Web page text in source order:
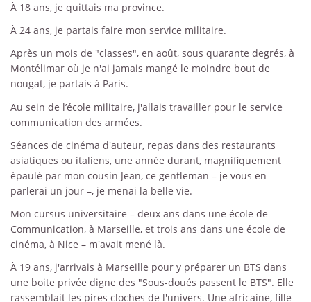
À 18 ans, je quittais ma province.
À 24 ans, je partais faire mon service militaire.
Après un mois de "classes", en août, sous quarante degrés, à
Montélimar où je n'ai jamais mangé le moindre bout de
nougat, je partais à Paris.
Au sein de l’école militaire, j'allais travailler pour le service
communication des armées.
Séances de cinéma d'auteur, repas dans des restaurants
asiatiques ou italiens, une année durant, magnifiquement
épaulé par mon cousin Jean, ce gentleman – je vous en
parlerai un jour –, je menai la belle vie.
Mon cursus universitaire – deux ans dans une école de
Communication, à Marseille, et trois ans dans une école de
cinéma, à Nice – m'avait mené là.
À 19 ans, j'arrivais à Marseille pour y préparer un BTS dans
une boite privée digne des "Sous-doués passent le BTS". Elle
rassemblait les pires cloches de l'univers. Une africaine, fille